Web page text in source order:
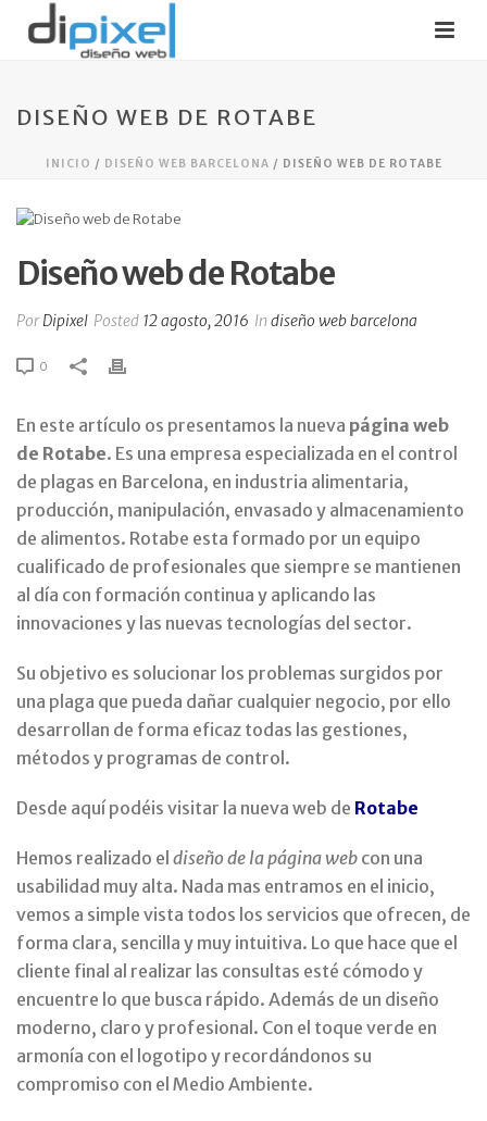
DISEÑO WEB DE ROTABE
INICIO / DISEÑO WEB BARCELONA / DISEÑO WEB DE ROTABE
Diseño web de Rotabe
PorDipixel Posted 12 agosto, 2016 In diseño web barcelona
0
En este artículo os presentamos la nueva página web
de Rotabe. Es una empresa especializada en el control
de plagas en Barcelona, en industria alimentaria,
producción, manipulación, envasado y almacenamiento
de alimentos. Rotabe esta formado por un equipo
cualificado de profesionales que siempre se mantienen
al día con formación continua y aplicando las
innovaciones y las nuevas tecnologías del sector.
Su objetivo es solucionar los problemas surgidos por
una plaga que pueda dañar cualquier negocio, por ello
desarrollan de forma eficaz todas las gestiones,
métodos y programas de control.
Desde aquí podéis visitar la nueva web de Rotabe
Hemos realizado el diseño de la página web con una
usabilidad muy alta. Nada mas entramos en el inicio,
vemos a simple vista todos los servicios que ofrecen, de
forma clara, sencilla y muy intuitiva. Lo que hace que el
cliente final al realizar las consultas esté cómodo y
encuentre lo que busca rápido. Además de un diseño
moderno, claro y profesional. Con el toque verde en
armonía con el logotipo y recordándonos su
compromiso con el Medio Ambiente.